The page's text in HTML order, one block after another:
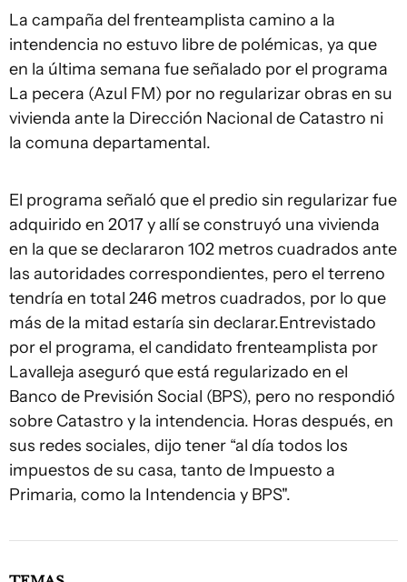
La campaña del frenteamplista camino a la
intendencia no estuvo libre de polémicas, ya que
en la última semana fue señalado por el programa
La pecera (Azul FM) por no regularizar obras en su
vivienda ante la Dirección Nacional de Catastro ni
la comuna departamental.
El programa señaló que el predio sin regularizar fue
adquirido en 2017 y allí se construyó una vivienda
en la que se declararon 102 metros cuadrados ante
las autoridades correspondientes, pero el terreno
tendría en total 246 metros cuadrados, por lo que
más de la mitad estaría sin declarar.Entrevistado
por el programa, el candidato frenteamplista por
Lavalleja aseguró que está regularizado en el
Banco de Previsión Social (BPS), pero no respondió
sobre Catastro y la intendencia. Horas después, en
sus redes sociales, dijo tener “al día todos los
impuestos de su casa, tanto de Impuesto a
Primaria, como la Intendencia y BPS".